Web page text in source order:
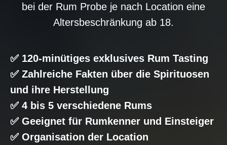
bei der Rum Probe je nach Location eine
Altersbeschränkung ab 18.
✅ 120-minütiges exklusives Rum Tasting
✅ Zahlreiche Fakten über die Spirituosen
und ihre Herstellung
✅ 4 bis 5 verschiedene Rums
✅ Geeignet für Rumkenner und Einsteiger
✅ Organisation der Location